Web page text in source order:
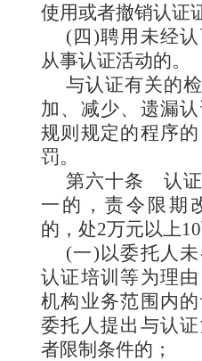
使用或者撤销认证
(四)聘用未经
从事认证活动的。
与认证有关的
加、减少、遗漏
规则规定的程序
罚。
第六十条 认
一的，责令限期
的，处2万元以上
(一)以委托人
认证培训等为理
机构业务范围内
委托人提出与认
者限制条件的；